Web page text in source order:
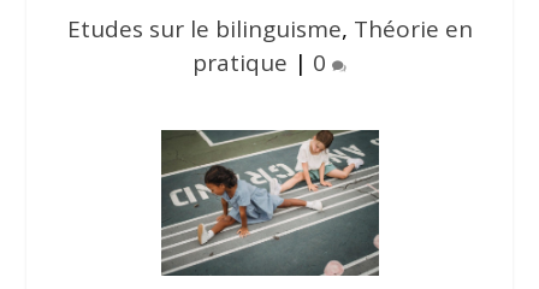
Etudes sur le bilinguisme, Théorie en
pratique | 0